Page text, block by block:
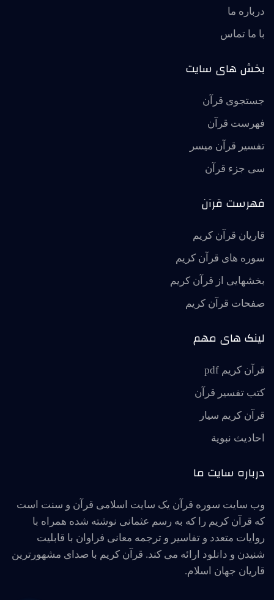
درباره ما
با ما تماس
بخش های سایت
جستجوی قرآن
فهرست قرآن
تفسير قرآن ميسر
سی جزء قرآن
فهرست قرآن
قاریان قرآن کریم
سوره های قرآن کریم
بخشهایی از قرآن کریم
صفحات قرآن کریم
لینک های مهم
قرآن کریم pdf
کتب تفسیر قرآن
قرآن کریم سیار
احاديث نبوية
درباره سایت ما
وب سایت سوره قرآن یک سایت اسلامی قرآن و سنت است
که قرآن کریم را که به رسم عثمانی نوشته شده همراه با
روایات متعدد و تفاسیر و ترجمه معانی فراوان با قابلیت
شنیدن و دانلود ارائه می کند. قرآن کریم با صدای مشهورترین
قاریان جهان اسلام.